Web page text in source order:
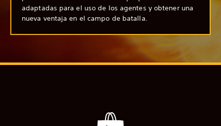
adaptadas para el uso de los agentes y obtener una
nueva ventaja en el campo de batalla.